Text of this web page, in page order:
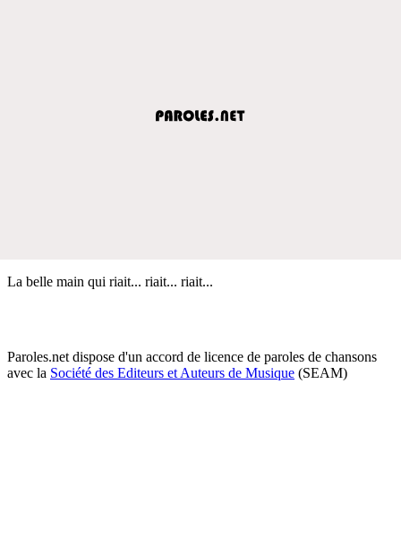
La belle main qui riait... riait... riait...
Paroles.net dispose d'un accord de licence de paroles de chansons
avec la Société des Editeurs et Auteurs de Musique (SEAM)